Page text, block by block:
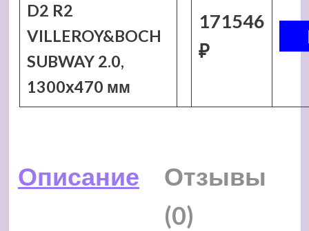
D2 R2
VILLEROY&BOCH
SUBWAY 2.0,
1300х470 мм
171546
₽
Описание
Отзывы
(0)